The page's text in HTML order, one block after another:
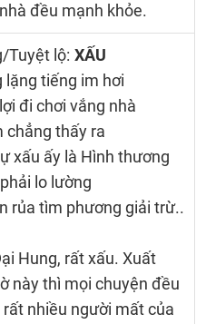
đều mạnh khỏe.
Tuyệt lộ: XẤU
lặng tiếng im hơi
đi chơi vắng nhà
chẳng thấy ra
xấu ấy là Hình thương
lo lường
rủa tìm phương giải trừ..
Hung, rất xấu. Xuất
này thì mọi chuyện đều
rất nhiều người mất của